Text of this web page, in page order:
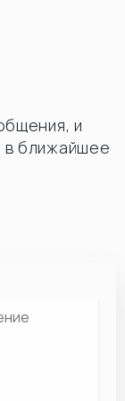
и
ближайшее